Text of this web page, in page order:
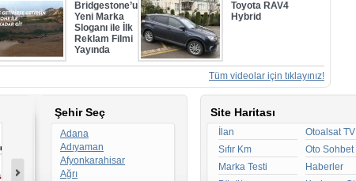
Bridgestone’un
Yeni Marka
Sloganı ile İlk
Reklam Filmi
Yayında
Toyota RAV4
Hybrid
Tüm videolar için tıklayınız!
Şehir Seç
Adana
Adıyaman
Afyonkarahisar
Ağrı
Site Haritası
İlan
Sıfır Km
Marka Testi
Otoalsat TV
Oto Sohbet
Haberler